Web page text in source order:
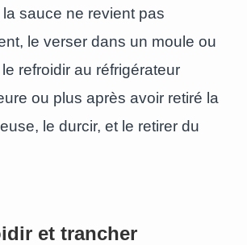
sauce ne revient pas
le verser dans un moule ou
refroidir au réfrigérateur
ou plus après avoir retiré la
le durcir, et le retirer du
et trancher